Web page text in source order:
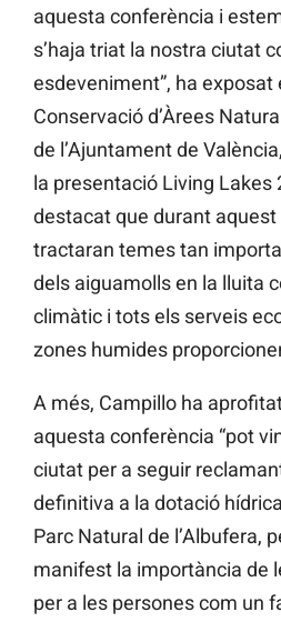
aquesta conferència i
s’haja triat la nostra ciutat
esdeveniment”, ha exposat
Conservació d’Àrees
de l’Ajuntament de
la presentació Living Lakes
destacat que durant
tractaran temes tan
dels aiguamolls en la lluita
climàtic i tots els serveis
zones humides
A més, Campillo ha
aquesta conferència “pot
ciutat per a seguir
definitiva a la dotació
Parc Natural de l’Albufera,
manifest la importància de
per a les persones com un